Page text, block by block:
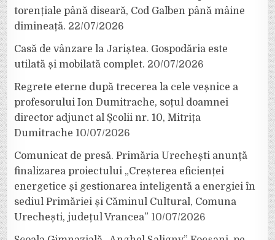
torențiale până diseară, Cod Galben până mâine
dimineață. 22/07/2026
Casă de vânzare la Jariștea. Gospodăria este
utilată și mobilată complet. 20/07/2026
Regrete eterne după trecerea la cele veșnice a
profesorului Ion Dumitrache, soțul doamnei
director adjunct al Școlii nr. 10, Mitrița
Dumitrache 10/07/2026
Comunicat de presă. Primăria Urechești anunță
finalizarea proiectului „Creșterea eficienței
energetice și gestionarea inteligentă a energiei în
sediul Primăriei și Căminul Cultural, Comuna
Urechești, județul Vrancea” 10/07/2026